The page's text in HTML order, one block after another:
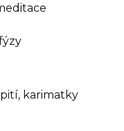
karimatky